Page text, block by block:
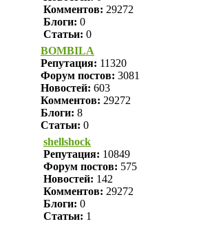
Комментов: 29272
Блоги: 0
Статьи: 0
BOMBILA
Репутация: 11320
Форум постов: 3081
Новостей: 603
Комментов: 29272
Блоги: 8
Статьи: 0
shellshock
Репутация: 10849
Форум постов: 575
Новостей: 142
Комментов: 29272
Блоги: 0
Статьи: 1